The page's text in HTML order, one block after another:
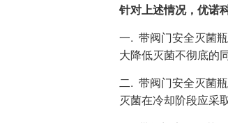
针对上述情况，优诺
一. 带阀门安全灭菌
大降低灭菌不彻底的
二. 带阀门安全灭菌
灭菌在冷却阶段应采